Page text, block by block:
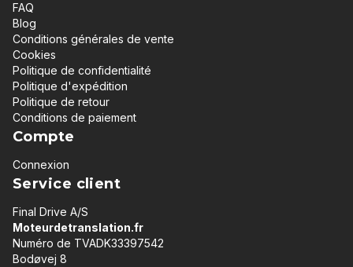
FAQ
Blog
Conditions générales de vente
Cookies
Politique de confidentialité
Politique d'expédition
Politique de retour
Conditions de paiement
Compte
Connexion
Service client
Final Drive A/S
Moteurdetranslation.fr
Numéro de TVADK33397542
Bodøvej 8